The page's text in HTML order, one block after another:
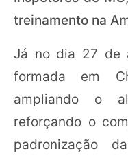
treinamento na
Já no dia 27 de
formada em
ampliando o
reforçando o
padronização